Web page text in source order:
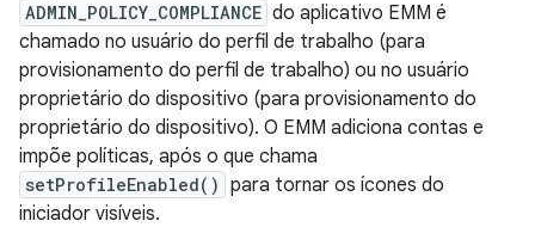
ADMIN_POLICY_COMPLIANCE do aplicativo EMM é
chamado no usuário do perfil de trabalho (para
provisionamento do perfil de trabalho) ou no usuário
proprietário do dispositivo (para provisionamento do
proprietário do dispositivo). O EMM adiciona contas e
impõe políticas, após o que chama
setProfileEnabled() para tornar os ícones do
iniciador visíveis.